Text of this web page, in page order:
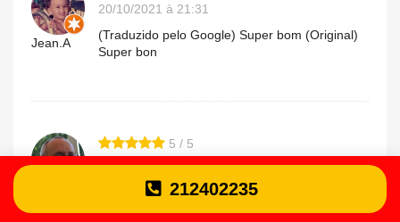
Jean.A
20/10/2021 à 21:31
(Traduzido pelo Google) Super bom (Original)
Super bon
5 / 5
08/10/2021 à 08:36
Very good food and excellent service
212402235